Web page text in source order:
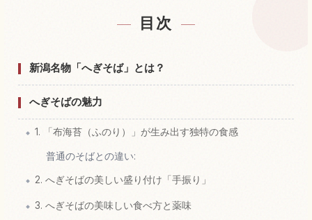
新潟県，魚沼付近の宿を探す
新潟県，魚沼の体験を探す
目次
新潟名物「へぎそば」とは？
へぎそばの魅力
1. 「布海苔（ふのり）」が生み出す独特の食感
普通のそばとの違い:
2. へぎそばの美しい盛り付け「手振り」
3. へぎそばの美味しい食べ方と薬味